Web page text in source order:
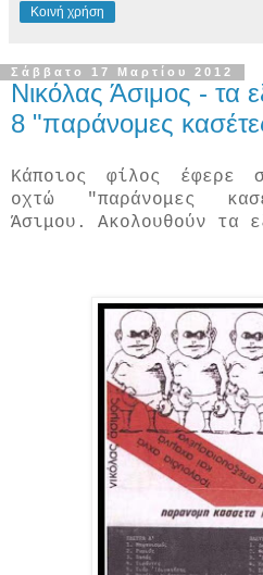
Κοινή χρήση
Σάββατο 17 Μαρτίου 2012
Νικόλας Άσιμος - τα
8 "παράνομες
Κάποιος φίλος έφερε
οχτώ "παράνομες
Άσιμου. Ακολουθούν τα